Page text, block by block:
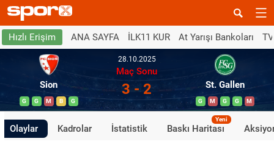
Hızlı Erişim ANA SAYFA İLK11 KUR At Yarışı Bankoları
Sion
G G M B G
28.10.2025
Maç Sonu
3 - 2 St. Gallen
G M G G M
Olaylar Kadrolar İstatistik Baskı Haritası
Yeni